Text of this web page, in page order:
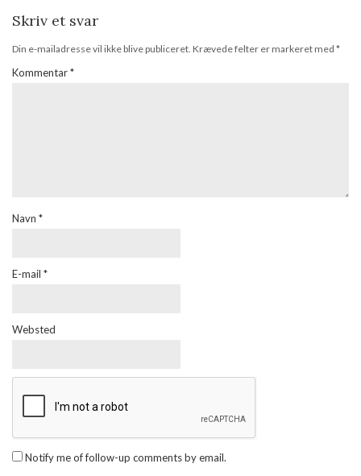
Skriv et svar
Din e-mailadresse vil ikke blive publiceret. Krævede felter er markeret med *
Kommentar*
Navn *
E-mail *
Websted
Notify me of follow-up comments by email.